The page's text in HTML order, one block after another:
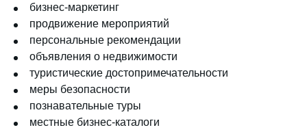
бизнес-маркетинг
продвижение мероприятий
персональные рекомендации
объявления о недвижимости
туристические достопримечательности
меры безопасности
познавательные туры
местные бизнес-каталоги